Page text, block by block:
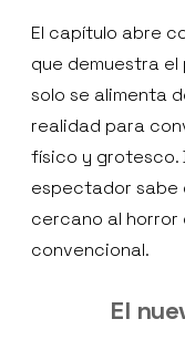
El capítulo abre
que demuestra el
solo se alimenta
realidad para
físico y grotesco.
espectador sabe
cercano al horror
convencional.
El